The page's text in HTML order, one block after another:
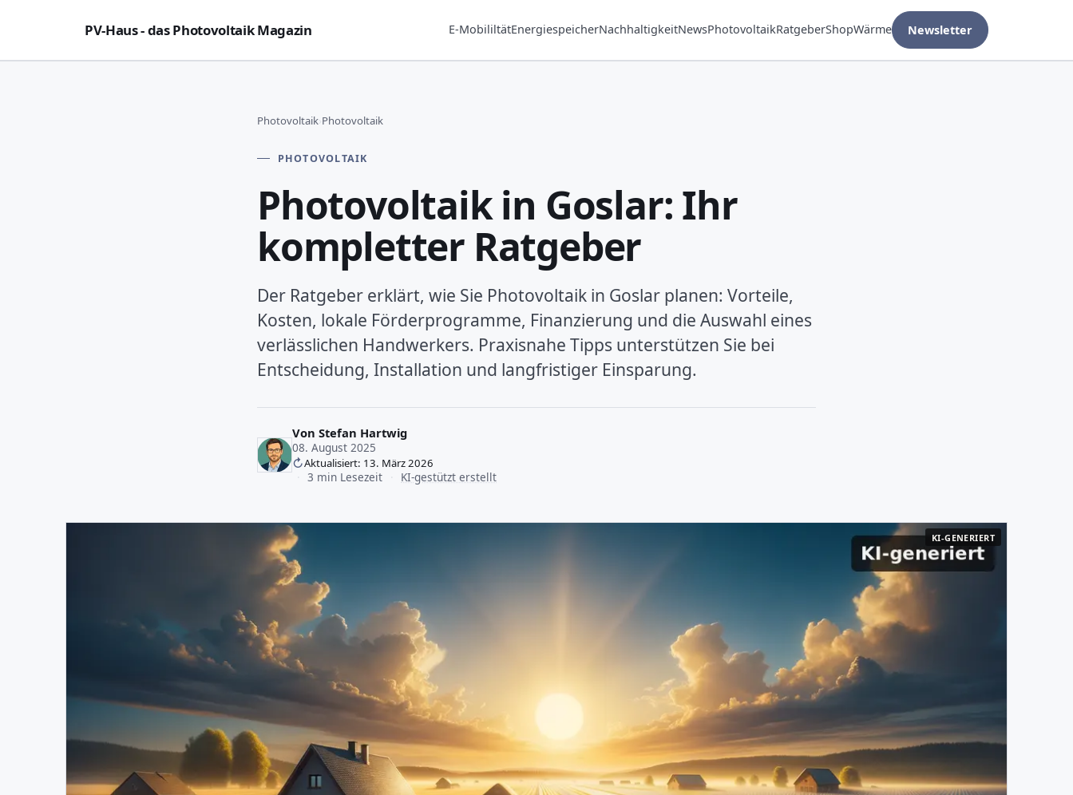
PV-Haus - das Photovoltaik Magazin E-MobililtätEnergiespeicherNachhaltigkeitNewsPhotovoltaikRatgeberShopWärme Newsletter
Photovoltaik›Photovoltaik
PHOTOVOLTAIK
Photovoltaik in Goslar: Ihr
kompletter Ratgeber
Der Ratgeber erklärt, wie Sie Photovoltaik in Goslar planen: Vorteile,
Kosten, lokale Förderprogramme, Finanzierung und die Auswahl eines
verlässlichen Handwerkers. Praxisnahe Tipps unterstützen Sie bei
Entscheidung, Installation und langfristiger Einsparung.
Von Stefan Hartwig
08. August 2025
Aktualisiert: 13. März 2026
3 min Lesezeit KI-gestützt erstellt
KI-GENERIERT